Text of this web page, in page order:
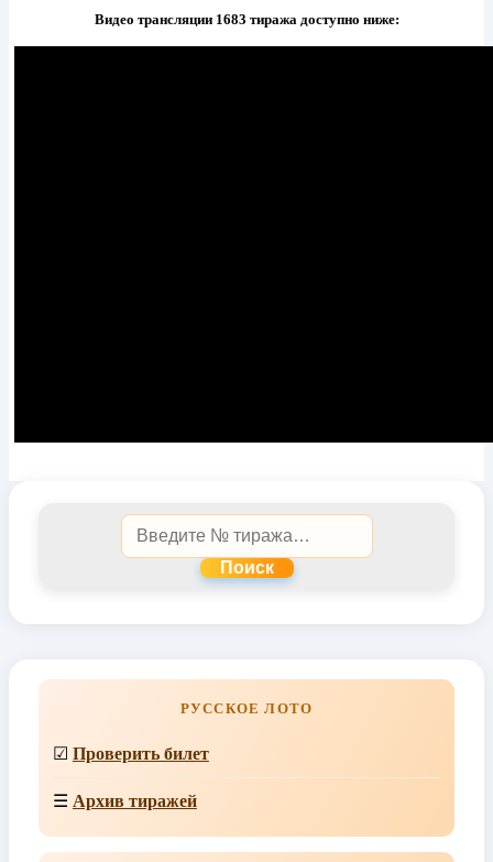
Видео трансляции 1683 тиража доступно ниже:
Поиск
РУССКОЕ ЛОТО
☑ Проверить билет
☰ Архив тиражей